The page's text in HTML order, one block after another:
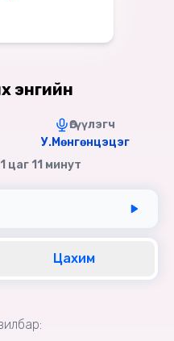
энгийн
Өгүүлэгч
У.Мөнгөнцэцэг
цаг 11 минут
Цахим